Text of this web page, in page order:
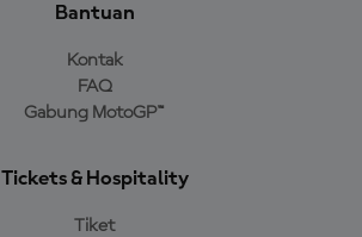
Bantuan
Kontak
FAQ
Gabung MotoGP™
Tickets & Hospitality
Tiket